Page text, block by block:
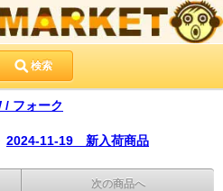
検索
/ フォーク
2024-11-19 新入荷商品
次の商品へ